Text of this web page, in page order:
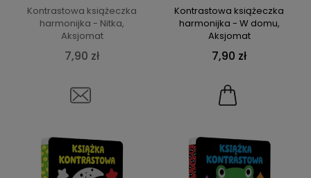
Kontrastowa książeczka
harmonijka - Nitka,
Aksjomat
7,90 zł
Kontrastowa książeczka
harmonijka - W domu,
Aksjomat
7,90 zł